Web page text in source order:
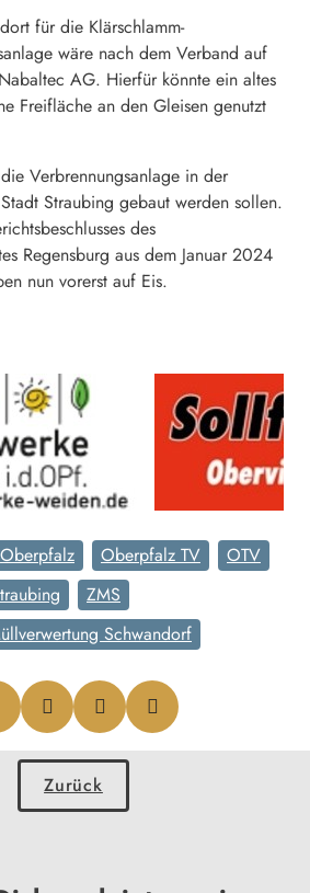
für die Klärschlamm-
wäre nach dem Verband auf
AG. Hierfür könnte ein altes
Freifläche an den Gleisen genutzt
Verbrennungsanlage in der
Straubing gebaut werden sollen.
des
Regensburg aus dem Januar 2024
nun vorerst auf Eis.
Oberpfalz Oberpfalz TV
OTV
ZMS
Schwandorf
Zurück